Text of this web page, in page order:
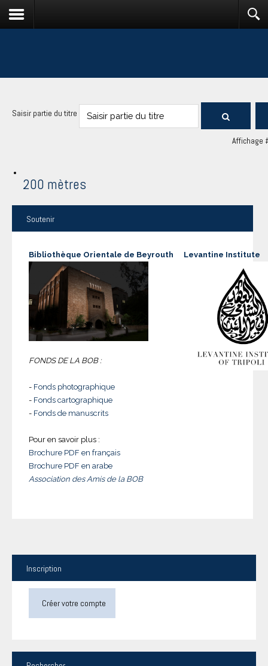
Saisir partie du titre
Affichage
200 mètres
Soutenir
Bibliothèque Orientale de Beyrouth
FONDS DE LA BOB :
- Fonds photographique
- Fonds cartographique
- Fonds de manuscrits
Pour en savoir plus :
Brochure PDF en français
Brochure PDF en arabe
Association des Amis de la BOB
Levantine Institute
Inscription
Créer votre compte